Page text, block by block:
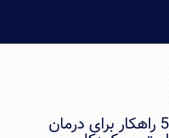
5 راهکار برای درمان